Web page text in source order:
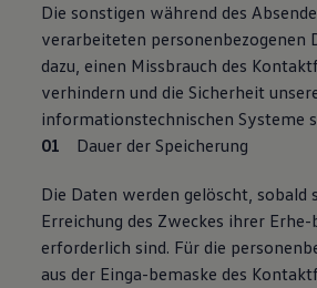
Die sonstigen während des
verarbeiteten personenbezogenen
dazu, einen Missbrauch des
verhindern und die Sicherheit
informationstechnischen Systeme
Dauer der Speicherung
Die Daten werden gelöscht, sobald
Erreichung des Zweckes ihrer
erforderlich sind. Für die
aus der Einga-bemaske des